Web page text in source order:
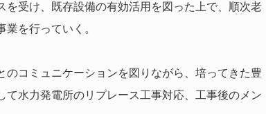
受け、既存設備の有効活用を図った上で、順次老
を行っていく。
コミュニケーションを図りながら、培ってきた豊
水力発電所のリプレース工事対応、工事後のメン